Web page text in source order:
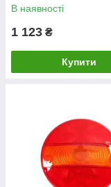
В наявності
1 123 ₴
Купити